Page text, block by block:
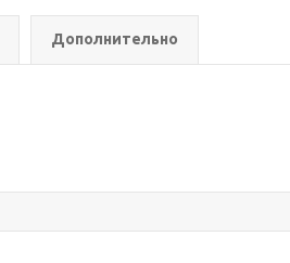
Дополнительно